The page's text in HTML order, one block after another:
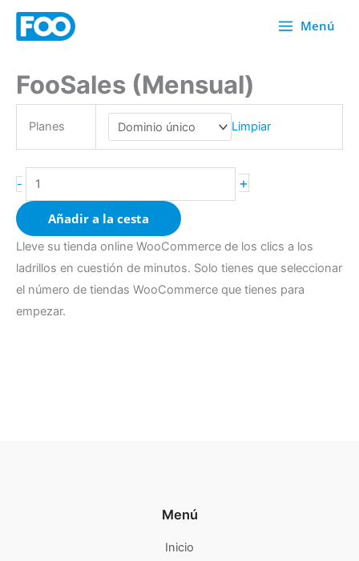
Menú
FooSales (Mensual)
Planes Limpiar
-
Cantidad
FooSales
(Monthly)
+
Añadir a la cesta
Lleve su tienda online WooCommerce de los clics a los
ladrillos en cuestión de minutos. Solo tienes que seleccionar
el número de tiendas WooCommerce que tienes para
empezar.
Menú
Inicio